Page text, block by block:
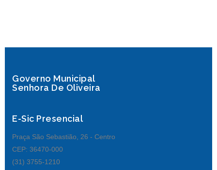
Governo Municipal
Senhora De Oliveira
E-Sic Presencial
Praça São Sebastião, 26 - Centro
CEP: 36470-000
(31) 3755-1210